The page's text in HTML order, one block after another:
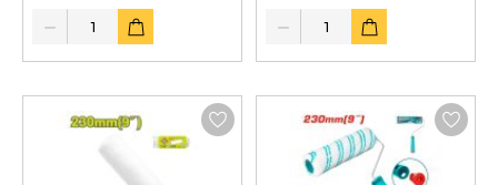
Quantity Quantity